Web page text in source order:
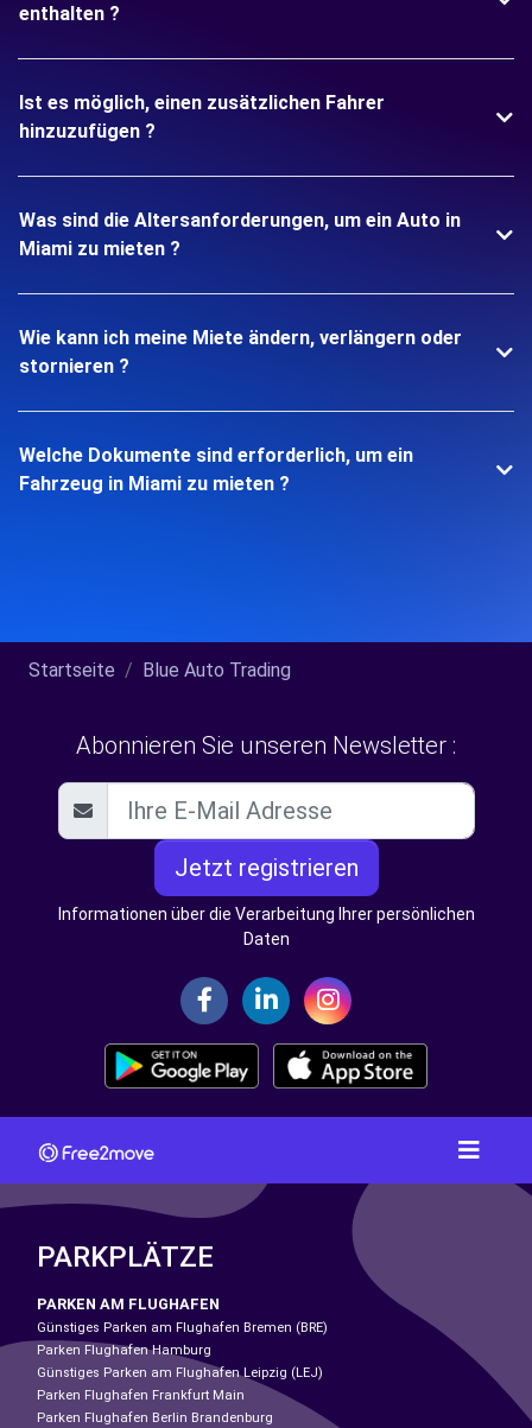
enthalten ?
Ist es möglich, einen zusätzlichen Fahrer
hinzuzufügen ?
Was sind die Altersanforderungen, um ein Auto in
Miami zu mieten ?
Wie kann ich meine Miete ändern, verlängern oder
stornieren ?
Welche Dokumente sind erforderlich, um ein
Fahrzeug in Miami zu mieten ?
Startseite Blue Auto Trading
Abonnieren Sie unseren Newsletter :
Jetzt registrieren
Informationen über die Verarbeitung Ihrer persönlichen
Daten
PARKPLÄTZE
PARKEN AM FLUGHAFEN
Günstiges Parken am Flughafen Bremen (BRE)
Parken Flughafen Hamburg
Günstiges Parken am Flughafen Leipzig (LEJ)
Parken Flughafen Frankfurt Main
Parken Flughafen Berlin Brandenburg